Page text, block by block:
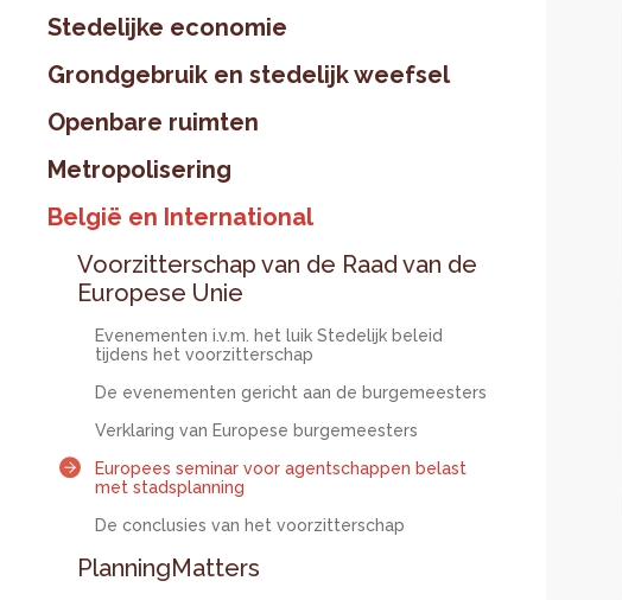
Stedelijke economie
Grondgebruik en stedelijk weefsel
Openbare ruimten
Metropolisering
België en International
Voorzitterschap van de Raad van de
Europese Unie
Evenementen i.v.m. het luik Stedelijk beleid
tijdens het voorzitterschap
De evenementen gericht aan de burgemeesters
Verklaring van Europese burgemeesters
Europees seminar voor agentschappen belast
met stadsplanning
De conclusies van het voorzitterschap
PlanningMatters